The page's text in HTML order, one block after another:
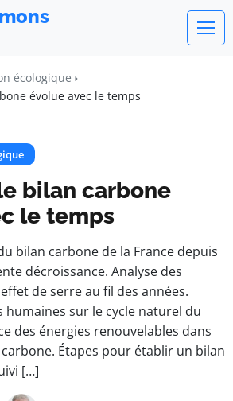
écologique
évolue avec le temps
bilan carbone
le temps
bilan carbone de la France depuis
décroissance. Analyse des
de serre au fil des années.
humaines sur le cycle naturel du
des énergies renouvelables dans
Étapes pour établir un bilan
[…]